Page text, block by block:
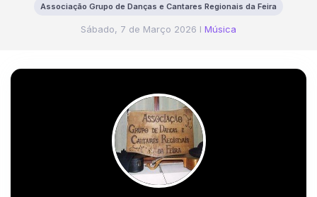
Associação Grupo de Danças e Cantares Regionais da Feira
Sábado, 7 de Março 2026 I Música